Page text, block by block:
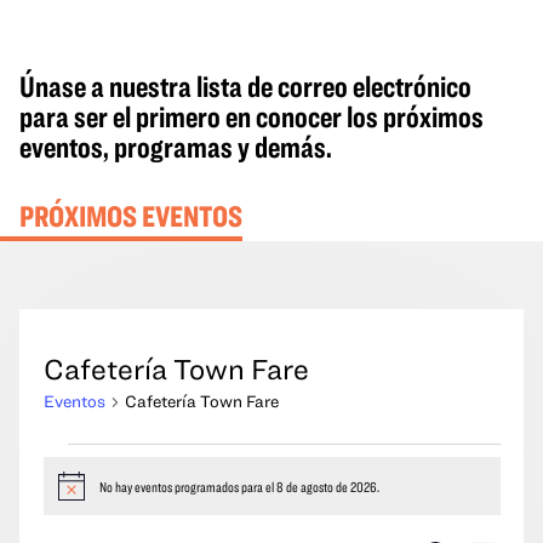
Únase a nuestra lista de correo electrónico
para ser el primero en conocer los próximos
eventos, programas y demás.
PRÓXIMOS EVENTOS
Cafetería Town Fare
Eventos Cafetería Town Fare
del
Aviso No hay eventos programados para el 8 de agosto de 2026.